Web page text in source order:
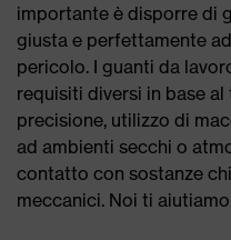
importante è disporre di
giusta e perfettamente
pericolo. I guanti da
requisiti diversi in base
precisione, utilizzo di
ad ambienti secchi o
contatto con sostanze
meccanici. Noi ti